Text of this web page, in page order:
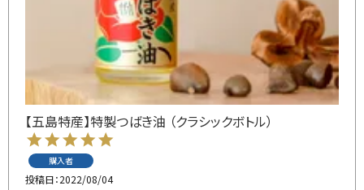
【五島特産】特製つばき油 （クラシックボトル）
購入者
投稿日 2022/08/04